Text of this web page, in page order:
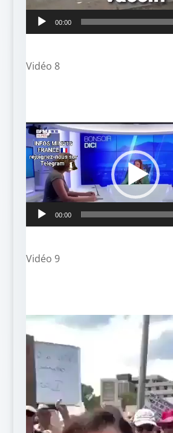
00:00
Vidéo 8
Lecteur
vidéo
00:00
Vidéo 9
Lecteur
vidéo